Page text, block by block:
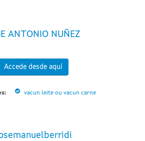
ANTONIO NUÑEZ
Accede desde aquí
vacun leite ou vacun carne